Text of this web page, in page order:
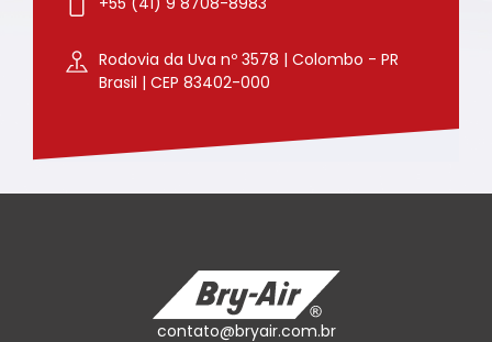
Rodovia da Uva nº 3578 | Colombo - PR
Brasil | CEP 83402-000
contato@bryair.com.br